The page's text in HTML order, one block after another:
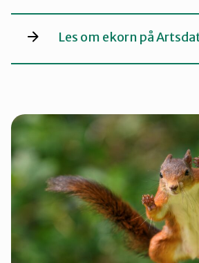
Les om ekorn på